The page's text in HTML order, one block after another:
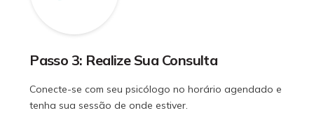
Passo 3: Realize Sua Consulta
Conecte-se com seu psicólogo no horário agendado e
tenha sua sessão de onde estiver.